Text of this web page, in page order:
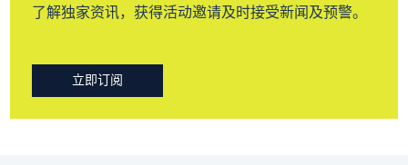
了解独家资讯，获得活动邀请及时接受新闻及预警。
立即订阅